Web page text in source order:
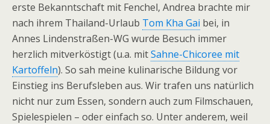
erste Bekanntschaft mit Fenchel, Andrea brachte mir
nach ihrem Thailand-Urlaub Tom Kha Gai bei, in
Annes Lindenstraßen-WG wurde Besuch immer
herzlich mitverköstigt (u.a. mitSahne-Chicoree mit
Kartoffeln). So sah meine kulinarische Bildung vor
Einstieg ins Berufsleben aus. Wir trafen uns natürlich
nicht nur zum Essen, sondern auch zum Filmschauen,
Spielespielen – oder einfach so. Unter anderem, weil